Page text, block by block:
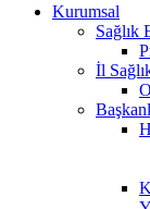
Kurumsal
Sağlık
İl